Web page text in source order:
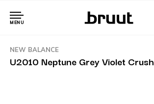
MENU
NEW BALANCE
U2010 Neptune Grey Violet Crush